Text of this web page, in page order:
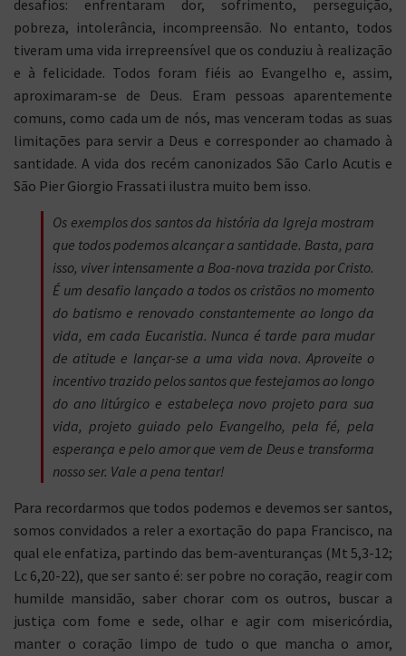
desafios: enfrentaram dor, sofrimento, perseguição,
pobreza, intolerância, incompreensão. No entanto, todos
tiveram uma vida irrepreensível que os conduziu à realização
e à felicidade. Todos foram fiéis ao Evangelho e, assim,
aproximaram-se de Deus. Eram pessoas aparentemente
comuns, como cada um de nós, mas venceram todas as suas
limitações para servir a Deus e corresponder ao chamado à
santidade. A vida dos recém canonizados São Carlo Acutis e
São Pier Giorgio Frassati ilustra muito bem isso.
Os exemplos dos santos da história da Igreja mostram
que todos podemos alcançar a santidade. Basta, para
isso, viver intensamente a Boa-nova trazida por Cristo.
É um desafio lançado a todos os cristãos no momento
do batismo e renovado constantemente ao longo da
vida, em cada Eucaristia. Nunca é tarde para mudar
de atitude e lançar-se a uma vida nova. Aproveite o
incentivo trazido pelos santos que festejamos ao longo
do ano litúrgico e estabeleça novo projeto para sua
vida, projeto guiado pelo Evangelho, pela fé, pela
esperança e pelo amor que vem de Deus e transforma
nosso ser. Vale a pena tentar!
Para recordarmos que todos podemos e devemos ser santos,
somos convidados a reler a exortação do papa Francisco, na
qual ele enfatiza, partindo das bem-aventuranças (Mt 5,3-12;
Lc 6,20-22), que ser santo é: ser pobre no coração, reagir com
humilde mansidão, saber chorar com os outros, buscar a
justiça com fome e sede, olhar e agir com misericórdia,
manter o coração limpo de tudo o que mancha o amor,